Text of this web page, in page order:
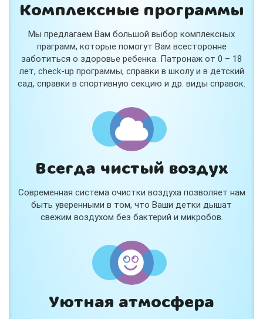
Комплексные программы
Мы предлагаем Вам большой выбор комплексных
праграмм, которые помогут Вам всесторонне
заботиться о здоровье ребенка. Патронаж от 0 – 18
лет, check-up программы, справки в школу и в детский
сад, справки в спортивную секцию и др. виды справок.
Всегда чистый воздух
Современная система очистки воздуха позволяет нам
быть уверенными в том, что Ваши детки дышат
свежим воздухом без бактерий и микробов.
Уютная атмосфера